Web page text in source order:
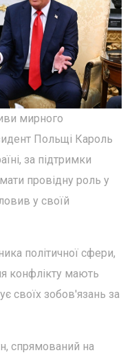
мирного
Польщі Кароль
за підтримки
провідну роль у
у своїй
політичної сфери,
конфлікту мають
своїх зобов'язань за
спрямований на